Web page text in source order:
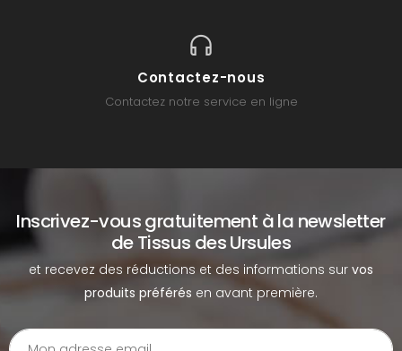
Contactez-nous
Contactez notre service en ligne
Inscrivez-vous gratuitement à la newsletter
de Tissus des Ursules
et recevez des réductions et des informations sur vos
produits préférés en avant première.